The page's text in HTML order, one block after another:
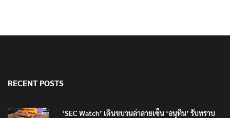
บันทึกข้อตกลง ชะลอ “แลนด์บริดจ์